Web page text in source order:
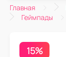
Главная
Геймпады
15%